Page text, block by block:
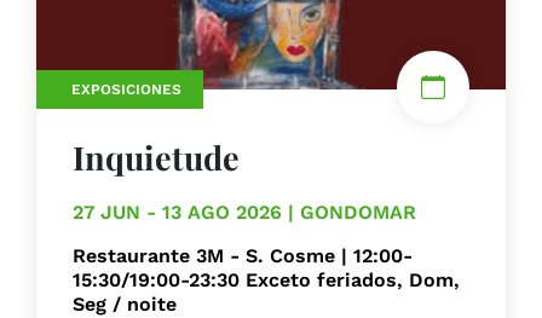
EXPOSICIONES
Inquietude
27 JUN - 13 AGO 2026 | GONDOMAR
Restaurante 3M - S. Cosme | 12:00-
15:30/19:00-23:30 Exceto feriados, Dom,
Seg / noite